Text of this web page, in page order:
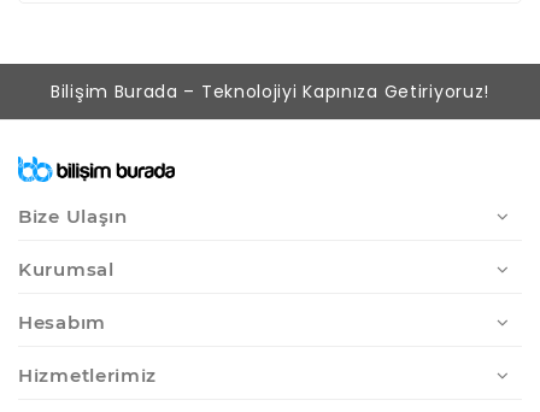
Bilişim Burada – Teknolojiyi Kapınıza Getiriyoruz!
Bize Ulaşın
Kurumsal
Hesabım
Hizmetlerimiz